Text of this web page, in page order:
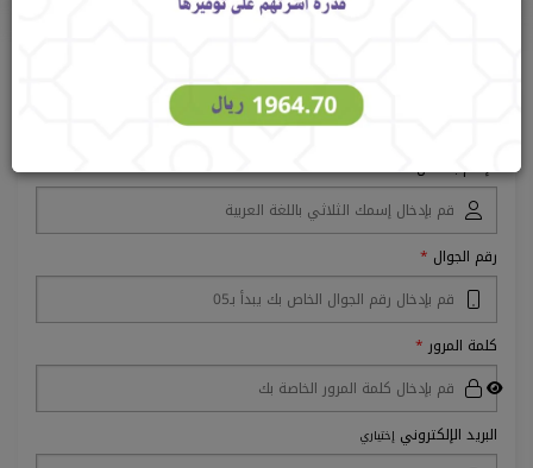
حسابات الأعضاء
تسجيل حساب جديد
الإسم بالكامل
رقم الجوال
كلمة المرور
البريد الإلكتروني إختياري